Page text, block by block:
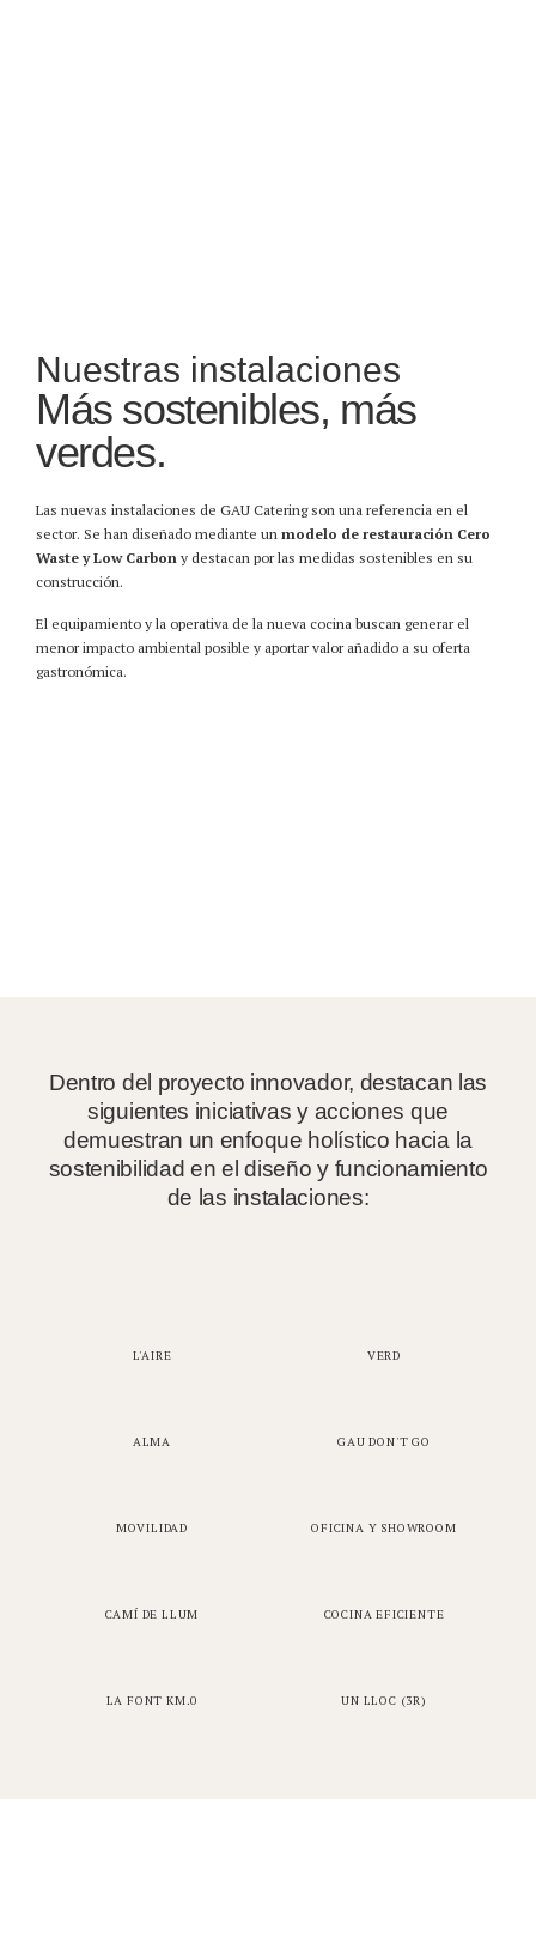
Nuestras instalaciones
Más sostenibles, más
verdes.
Las nuevas instalaciones de GAU Catering son una referencia en el
sector. Se han diseñado mediante un modelo de restauración Cero
Waste y Low Carbon y destacan por las medidas sostenibles en su
construcción.
El equipamiento y la operativa de la nueva cocina buscan generar el
menor impacto ambiental posible y aportar valor añadido a su oferta
gastronómica.
Dentro del proyecto innovador, destacan las
siguientes iniciativas y acciones que
demuestran un enfoque holístico hacia la
sostenibilidad en el diseño y funcionamiento
de las instalaciones:
L'AIRE VERD
ALMA GAU DON'T GO
MOVILIDAD OFICINA Y SHOWROOM
CAMÍ DE LLUM COCINA EFICIENTE
LA FONT KM.0 UN LLOC (3R)